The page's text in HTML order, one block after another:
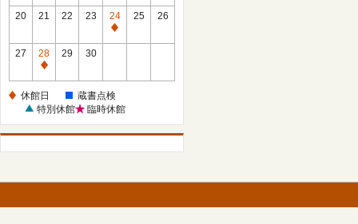
館
館
20 21 22 23
24
休
25 26
27
28
休
日
29 30
休館日
蔵書点検
特別休館
臨時休館